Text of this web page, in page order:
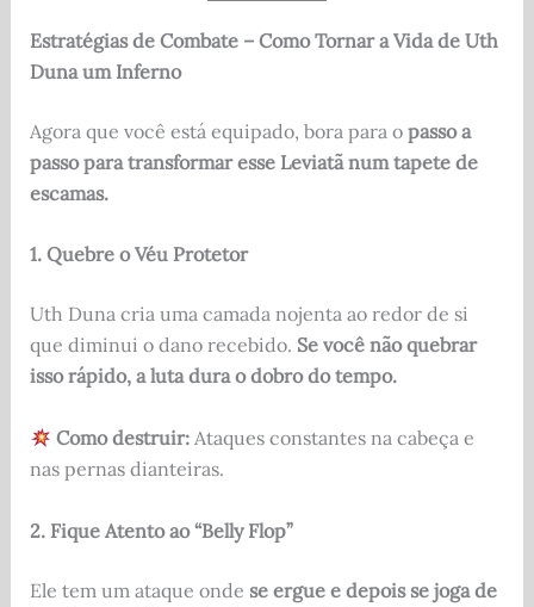
Estratégias de Combate – Como Tornar a Vida de Uth
Duna um Inferno
Agora que você está equipado, bora para o passo a
passo para transformar esse Leviatã num tapete de
escamas.
1. Quebre o Véu Protetor
Uth Duna cria uma camada nojenta ao redor de si
que diminui o dano recebido. Se você não quebrar
isso rápido, a luta dura o dobro do tempo.
Como destruir:Ataques constantes na cabeça e
nas pernas dianteiras.
2. Fique Atento ao “Belly Flop”
Ele tem um ataque onde se ergue e depois se joga de